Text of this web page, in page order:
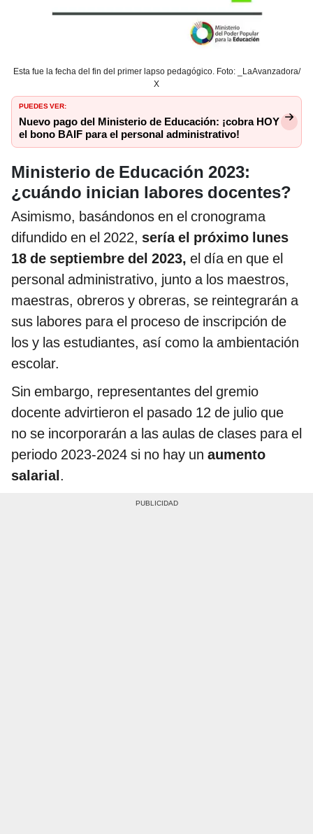
Esta fue la fecha del fin del primer lapso pedagógico. Foto: _LaAvanzadora/
X
PUEDES VER:
Nuevo pago del Ministerio de Educación: ¡cobra HOY
el bono BAIF para el personal administrativo!
Ministerio de Educación 2023:
¿cuándo inician labores docentes?
Asimismo, basándonos en el cronograma
difundido en el 2022, sería el próximo lunes
18 de septiembre del 2023, el día en que el
personal administrativo, junto a los maestros,
maestras, obreros y obreras, se reintegrarán a
sus labores para el proceso de inscripción de
los y las estudiantes, así como la ambientación
escolar.
Sin embargo, representantes del gremio
docente advirtieron el pasado 12 de julio que
no se incorporarán a las aulas de clases para el
periodo 2023-2024 si no hay un aumento
salarial.